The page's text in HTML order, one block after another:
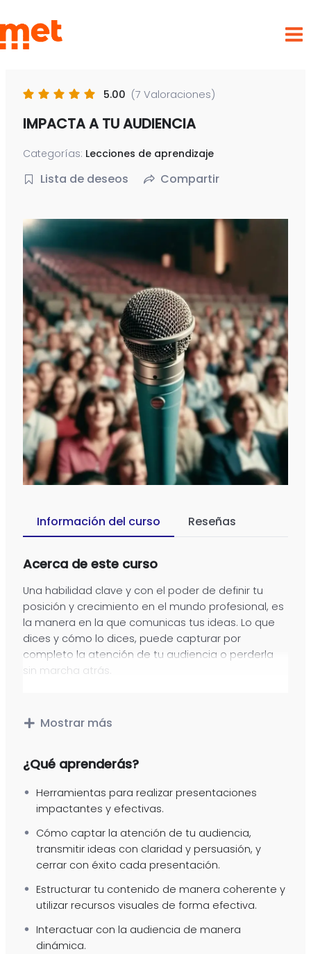
al
contenido
5.00 (7 Valoraciones)
IMPACTA A TU AUDIENCIA
Categorías: Lecciones de aprendizaje
Lista de deseos Compartir
Información del curso Reseñas
Acerca de este curso
Una habilidad clave y con el poder de definir tu
posición y crecimiento en el mundo profesional, es
la manera en la que comunicas tus ideas. Lo que
dices y cómo lo dices, puede capturar por
completo la atención de tu audiencia o perderla
sin marcha atrás.
daremos las técnicas y herramientas necesarias
Aprenderás desde cómo estructurar tu contenido,
cómo comunicarlo de manera efectiva, hasta
cómo emplear los recursos visuales que refuercen
tu mensaje.
Es momento de destacar ante tu audiencia y
transmitir tu mensaje de manera clara y
persuasiva.
Mostrar más
¿Qué aprenderás?
Herramientas para realizar presentaciones
impactantes y efectivas.
Cómo captar la atención de tu audiencia,
transmitir ideas con claridad y persuasión, y
cerrar con éxito cada presentación.
Estructurar tu contenido de manera coherente y
utilizar recursos visuales de forma efectiva.
Interactuar con la audiencia de manera
dinámica.